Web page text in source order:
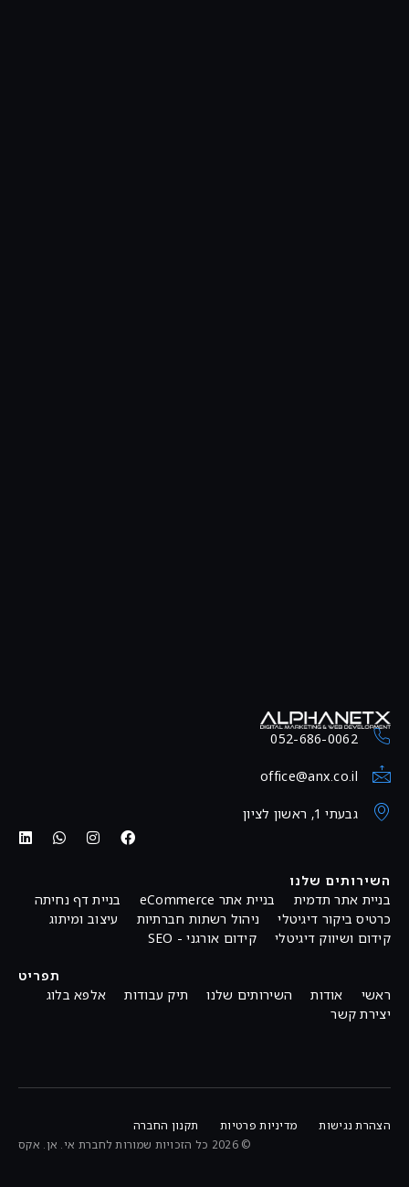
052-686-0062
office@anx.co.il
גבעתי 1, ראשון לציון
השירותים שלנו
בניית אתר תדמית
בניית אתר eCommerce
בניית דף נחיתה
כרטיס ביקור דיגיטלי
ניהול רשתות חברתיות
עיצוב ומיתוג
קידום ושיווק דיגיטלי
קידום אורגני - SEO
תפריט
ראשי
אודות השירותים שלנו תיק עבודות
אלפא בלוג
יצירת קשר
הצהרת נגישות מדיניות פרטיות
תקנון החברה
© 2026 כל הזכויות שמורות לחברת אי. אן. אקס